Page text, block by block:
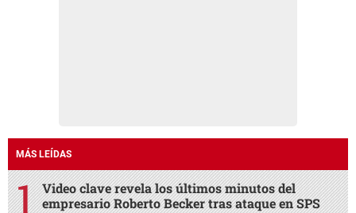
MÁS LEÍDAS
Video clave revela los últimos minutos del
empresario Roberto Becker tras ataque en SPS